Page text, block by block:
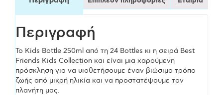
σε
κίτρινο
χρώμα
ποσότητα
Περιγραφή
Το Kids Bottle 250ml από τη 24 Bottles κι η σειρά Best
Friends Kids Collection και είναι μια χαρούμενη
πρόσκληση για να υιοθετήσουμε έναν βιώσιμο τρόπο
ζωής από μικρή ηλικία και να προστατέψουμε τον
πλανήτη μας.